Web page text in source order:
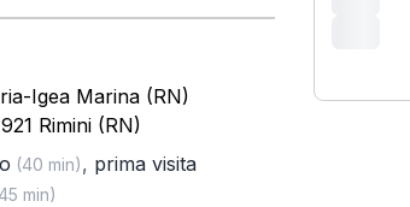
Igea Marina (RN)
Rimini (RN)
(40 min), prima visita
min)